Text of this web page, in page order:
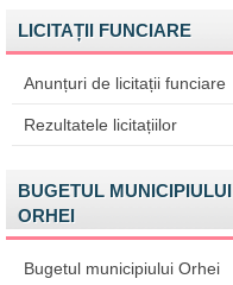
LICITAȚII FUNCIARE
Anunțuri de licitații funciare
Rezultatele licitațiilor
BUGETUL MUNICIPIULUI
ORHEI
Bugetul municipiului Orhei